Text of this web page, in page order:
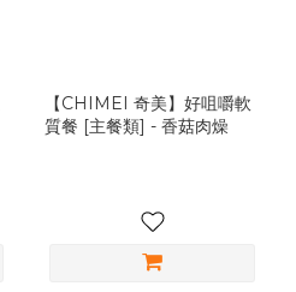
【CHIMEI 奇美】好咀嚼軟
質餐 [主餐類] - 香菇肉燥